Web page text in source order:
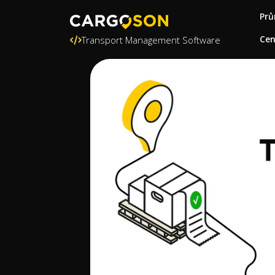
Transport Management Software